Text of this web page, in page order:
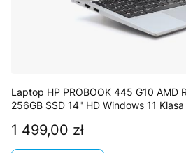
Laptop HP PROBOOK 445 G10 AMD
256GB SSD 14" HD Windows 11 Klasa
Cena
1 499,00 zł